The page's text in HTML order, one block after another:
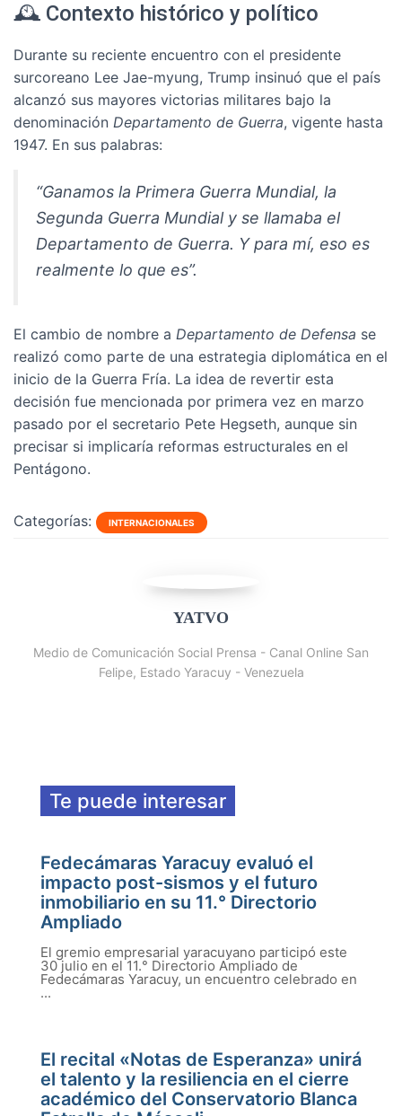
🕰️ Contexto histórico y político
Durante su reciente encuentro con el presidente
surcoreano Lee Jae-myung, Trump insinuó que el país
alcanzó sus mayores victorias militares bajo la
denominación Departamento de Guerra, vigente hasta
1947. En sus palabras:
“Ganamos la Primera Guerra Mundial, la
Segunda Guerra Mundial y se llamaba el
Departamento de Guerra. Y para mí, eso es
realmente lo que es”.
El cambio de nombre a Departamento de Defensa se
realizó como parte de una estrategia diplomática en el
inicio de la Guerra Fría. La idea de revertir esta
decisión fue mencionada por primera vez en marzo
pasado por el secretario Pete Hegseth, aunque sin
precisar si implicaría reformas estructurales en el
Pentágono.
Categorías: INTERNACIONALES
YATVO
Medio de Comunicación Social Prensa - Canal Online San
Felipe, Estado Yaracuy - Venezuela
Te puede interesar
Fedecámaras Yaracuy evaluó el
impacto post-sismos y el futuro
inmobiliario en su 11.° Directorio
Ampliado
El gremio empresarial yaracuyano participó este
30 julio en el 11.° Directorio Ampliado de
Fedecámaras Yaracuy, un encuentro celebrado en
...
El recital «Notas de Esperanza» unirá
el talento y la resiliencia en el cierre
académico del Conservatorio Blanca